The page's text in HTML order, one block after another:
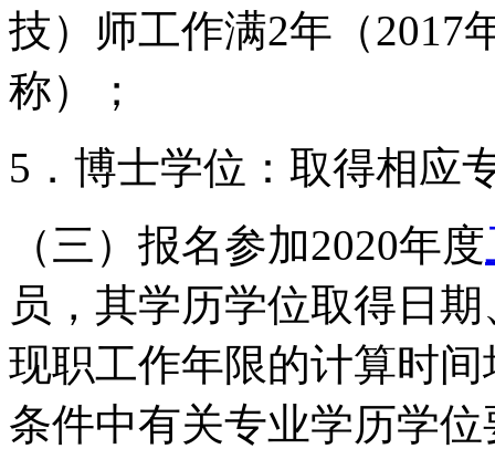
技）师工作满2年（2017
称）；
5．博士学位：取得相应
（三）报名参加2020年度
员，其学历学位取得日
现职工作年限的计算时
条件中有关专业学历学